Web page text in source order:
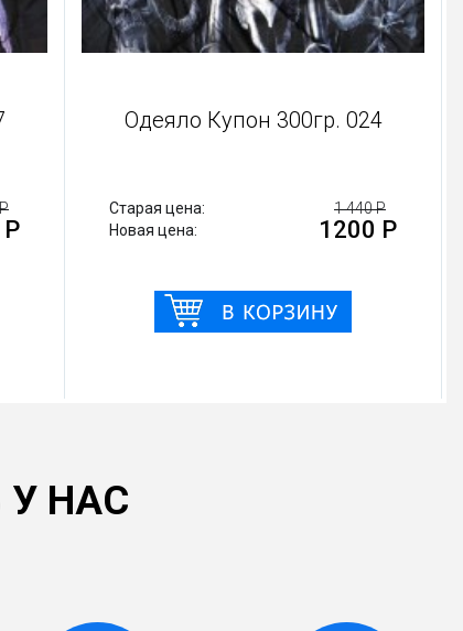
Р
Одеяло Купон 300гр. 024
Старая цена:
1 440 Р
Новая цена:
1200 Р
НАС